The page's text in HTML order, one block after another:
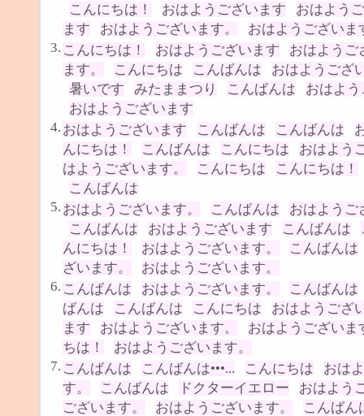
こんにちは！
おはようございます
おはよう
ます
おはようございます。
おはようございま
3. こんにちは！ おはようございます
おはようご
ます。
こんにちは こんばんは
おはようござ
暑いです
みたままつり こんばんは
おはよ
おはようございます
4. おはようございます こんばんは こんばんは
んにちは！
こんばんは こんにちは
おはよう
はようございます。
こんにちは
こんにちは！
こんばんは
5. おはようございます。 こんばんは
おはようご
こんばんは
おはようございます こんばんは
んにちは！
おはようございます。
こんばんは
ざいます。
おはようございます。
6. こんばんは おはようございます。
こんばんは
ばんは
こんばんは こんにちは
おはようござ
ます
おはようございます。
おはようございま
ちは！
おはようございます。
7. こんばんは こんばんは•••... こんにちは
おは
す。
こんばんは ドクターイエロー
おはよう
ございます。
おはようございます。
こんばん